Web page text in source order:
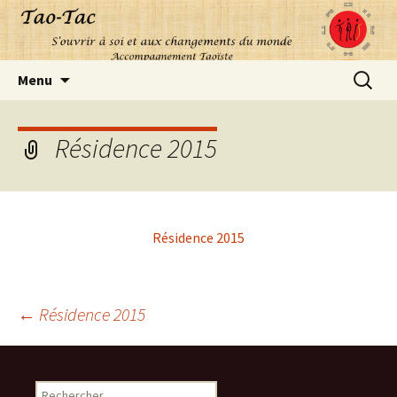
Menu
Résidence 2015
Résidence 2015
Navigation
des
← Résidence 2015
Rechercher :